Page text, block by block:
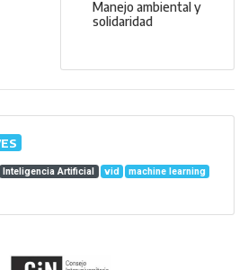
Manejo ambiental y
solidaridad
Inteligencia Artificial vid
machine learning